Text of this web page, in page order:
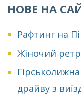
НОВЕ НА
Рафтинг на
Жіночий
драйву з